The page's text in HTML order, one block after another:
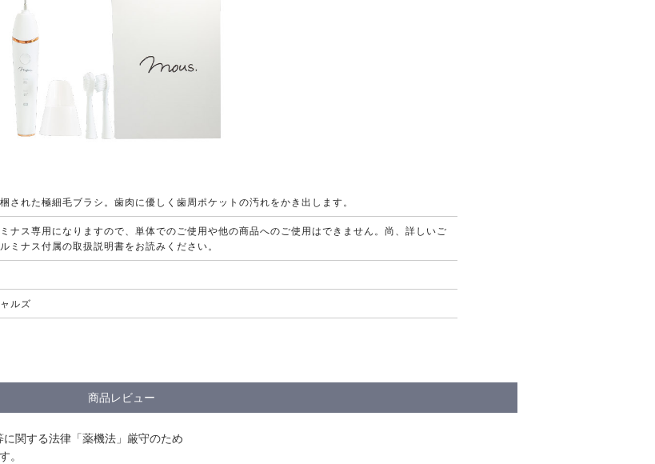
された極細毛ブラシ。歯肉に優しく歯周ポケットの汚れをかき出します。
ナス専用になりますので、単体でのご使用や他の商品へのご使用はできません。尚、詳しいご
ミナス付属の取扱説明書をお読みください。
ルズ
商品レビュー
関する法律「薬機法」厳守のため
。